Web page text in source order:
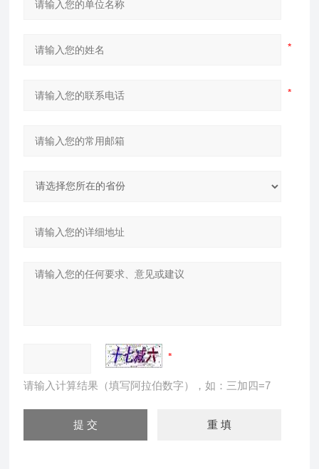
请输入计算结果（填写阿拉伯数字），如：三加四=7